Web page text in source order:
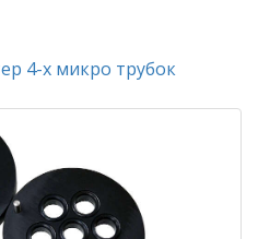
4-х микро трубок